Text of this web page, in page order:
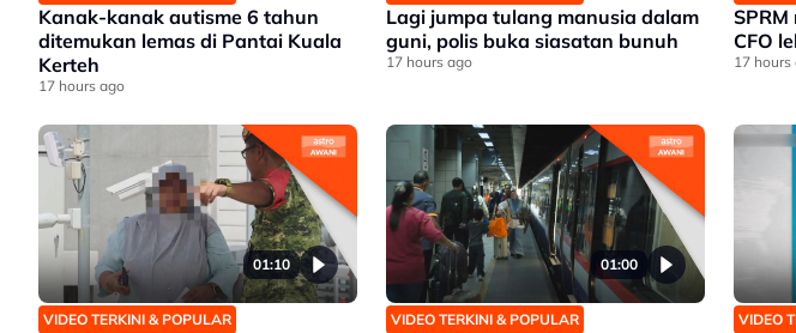
Kanak-kanak autisme 6 tahun
ditemukan lemas di Pantai Kuala
Kerteh
17 hours ago
Lagi jumpa tulang manusia dalam
guni, polis buka siasatan bunuh
17 hours ago
CFO
17 hours
01:10
VIDEO TERKINI & POPULAR
01:00
VIDEO TERKINI & POPULAR VIDEO